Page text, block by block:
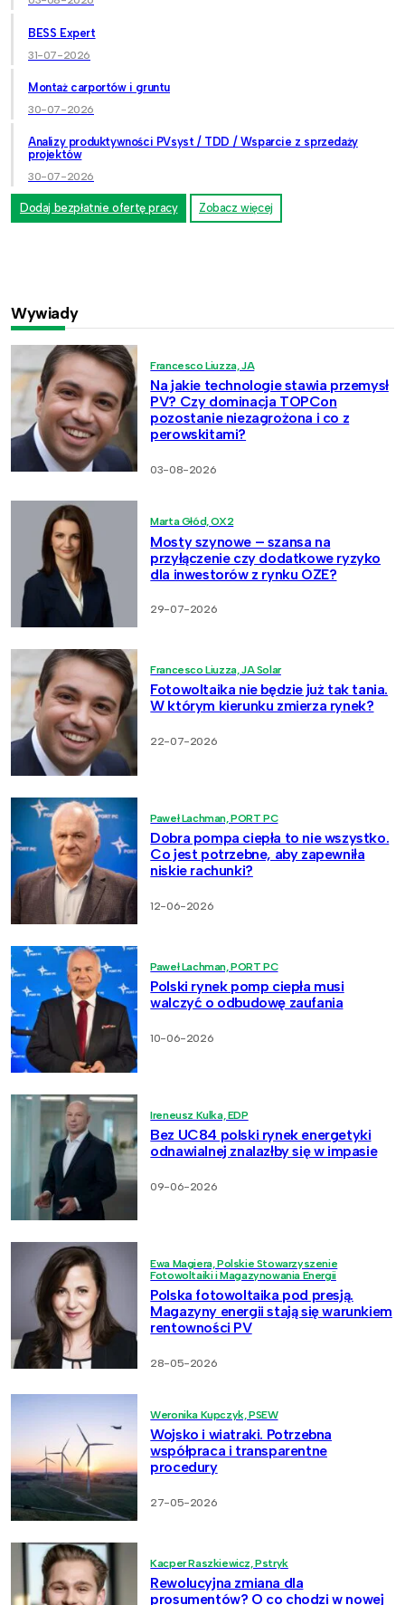
BESS Expert
31-07-2026
Montaż carportów i gruntu
30-07-2026
Analizy produktywności PVsyst / TDD / Wsparcie z sprzedaży
projektów
30-07-2026
Dodaj bezpłatnie ofertę pracy Zobacz więcej
Wywiady
Francesco Liuzza, JA
Na jakie technologie stawia przemysł
PV? Czy dominacja TOPCon
pozostanie niezagrożona i co z
perowskitami?
03-08-2026
Marta Głód, OX2
Mosty szynowe – szansa na
przyłączenie czy dodatkowe ryzyko
dla inwestorów z rynku OZE?
29-07-2026
Francesco Liuzza, JA Solar
Fotowoltaika nie będzie już tak tania.
W którym kierunku zmierza rynek?
22-07-2026
Paweł Lachman, PORT PC
Dobra pompa ciepła to nie wszystko.
Co jest potrzebne, aby zapewniła
niskie rachunki?
12-06-2026
Paweł Lachman, PORT PC
Polski rynek pomp ciepła musi
walczyć o odbudowę zaufania
10-06-2026
Ireneusz Kulka, EDP
Bez UC84 polski rynek energetyki
odnawialnej znalazłby się w impasie
09-06-2026
Ewa Magiera, Polskie Stowarzyszenie
Fotowoltaiki i Magazynowania Energii
Polska fotowoltaika pod presją.
Magazyny energii stają się warunkiem
rentowności PV
28-05-2026
Weronika Kupczyk, PSEW
Wojsko i wiatraki. Potrzebna
współpraca i transparentne
procedury
27-05-2026
Kacper Raszkiewicz, Pstryk
Rewolucyjna zmiana dla
prosumentów? O co chodzi w nowej